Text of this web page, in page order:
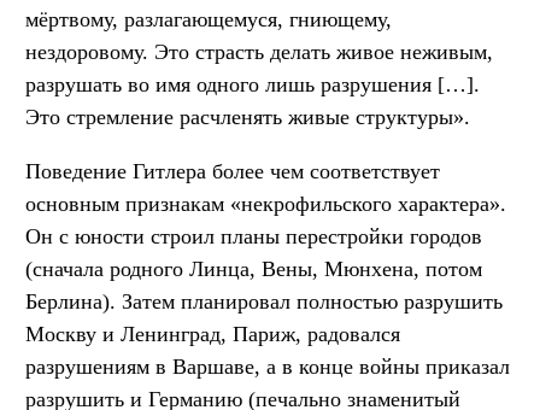
мёртвому, разлагающемуся, гниющему,
нездоровому. Это страсть делать живое неживым,
разрушать во имя одного лишь разрушения […].
Это стремление расчленять живые структуры».
Поведение Гитлера более чем соответствует
основным признакам «некрофильского характера».
Он с юности строил планы перестройки городов
(сначала родного Линца, Вены, Мюнхена, потом
Берлина). Затем планировал полностью разрушить
Москву и Ленинград, Париж, радовался
разрушениям в Варшаве, а в конце войны приказал
разрушить и Германию (печально знаменитый